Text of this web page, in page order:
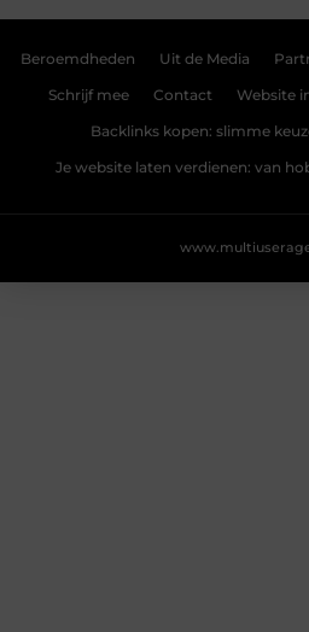
Beroemdheden Uit de Media
Schrijf mee Contact Website
Backlinks kopen: slimme
Je website laten verdienen: van